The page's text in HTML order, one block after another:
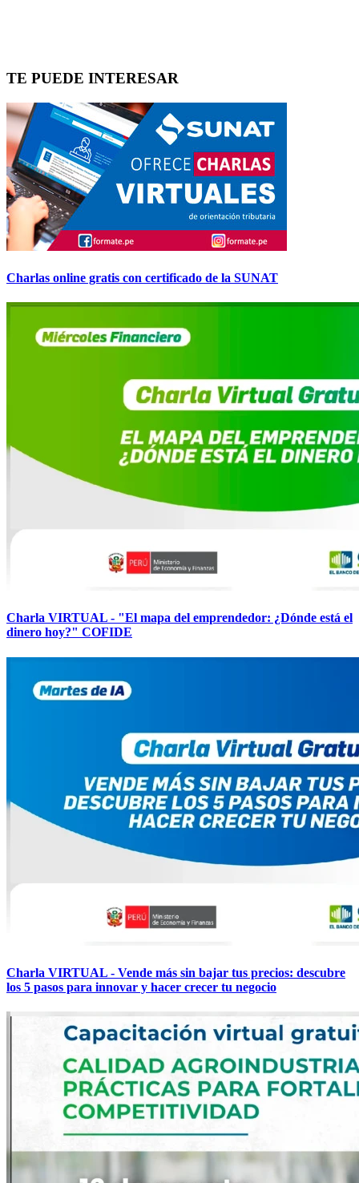
TE PUEDE INTERESAR
Charlas online gratis con certificado de la SUNAT
Charla VIRTUAL - "El mapa del emprendedor: ¿Dónde está el
dinero hoy?" COFIDE
Charla VIRTUAL - Vende más sin bajar tus precios: descubre
los 5 pasos para innovar y hacer crecer tu negocio